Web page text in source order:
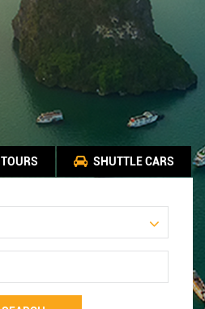
TOURS SHUTTLE CARS